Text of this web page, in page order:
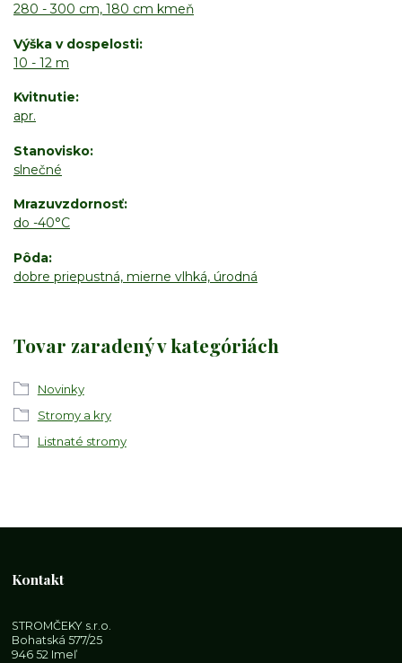
280 - 300 cm, 180 cm kmeň
Výška v dospelosti
10 - 12 m
Kvitnutie
apr.
Stanovisko
slnečné
Mrazuvzdornosť
do -40°C
Pôda
dobre priepustná, mierne vlhká, úrodná
Tovar zaradený v kategóriách
Novinky
Stromy a kry
Listnaté stromy
Kontakt
STROMČEKY s.r.o.
Bohatská 577/25
946 52 Imeľ